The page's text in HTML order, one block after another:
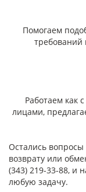
Помогаем
требований
Работаем как
лицами,
Остались вопросы
возврату или
(343) 219-33-88, и
любую задачу.